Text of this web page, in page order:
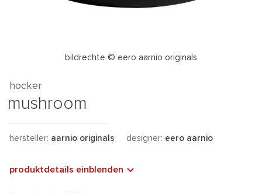
bildrechte © eero aarnio originals
hocker
mushroom
hersteller: aarnio originals designer: eero aarnio
produktdetails einblenden